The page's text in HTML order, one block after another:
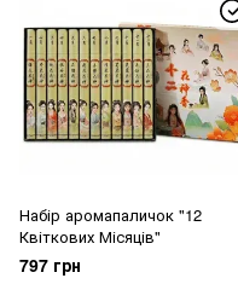
Набір аромапаличок "12
Квіткових Місяців"
797 грн